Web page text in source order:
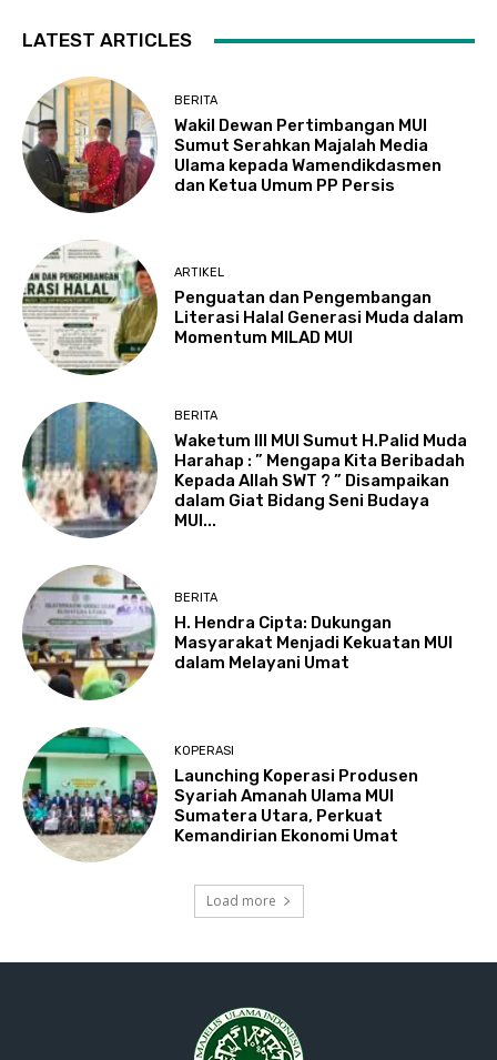
LATEST ARTICLES
BERITA
Wakil Dewan Pertimbangan MUI
Sumut Serahkan Majalah Media
Ulama kepada Wamendikdasmen
dan Ketua Umum PP Persis
ARTIKEL
Penguatan dan Pengembangan
Literasi Halal Generasi Muda dalam
Momentum MILAD MUI
BERITA
Waketum III MUI Sumut H.Palid Muda
Harahap : ” Mengapa Kita Beribadah
Kepada Allah SWT ? ” Disampaikan
dalam Giat Bidang Seni Budaya
MUI...
BERITA
H. Hendra Cipta: Dukungan
Masyarakat Menjadi Kekuatan MUI
dalam Melayani Umat
KOPERASI
Launching Koperasi Produsen
Syariah Amanah Ulama MUI
Sumatera Utara, Perkuat
Kemandirian Ekonomi Umat
Load more